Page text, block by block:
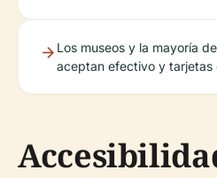
Los museos y la mayoría
aceptan efectivo y tarjetas